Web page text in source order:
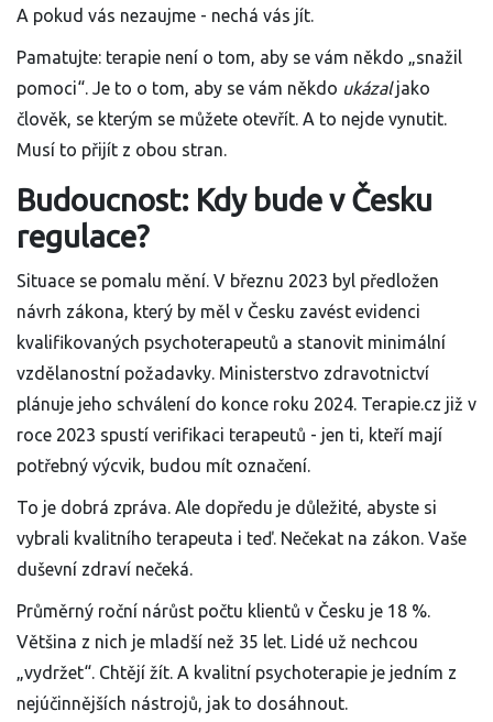
A pokud vás nezaujme - nechá vás jít.
Pamatujte: terapie není o tom, aby se vám někdo „snažil
pomoci“. Je to o tom, aby se vám někdo ukázaljako
člověk, se kterým se můžete otevřít. A to nejde vynutit.
Musí to přijít z obou stran.
Budoucnost: Kdy bude v Česku
regulace?
Situace se pomalu mění. V březnu 2023 byl předložen
návrh zákona, který by měl v Česku zavést evidenci
kvalifikovaných psychoterapeutů a stanovit minimální
vzdělanostní požadavky. Ministerstvo zdravotnictví
plánuje jeho schválení do konce roku 2024. Terapie.cz již v
roce 2023 spustí verifikaci terapeutů - jen ti, kteří mají
potřebný výcvik, budou mít označení.
To je dobrá zpráva. Ale dopředu je důležité, abyste si
vybrali kvalitního terapeuta i teď. Nečekat na zákon. Vaše
duševní zdraví nečeká.
Průměrný roční nárůst počtu klientů v Česku je 18 %.
Většina z nich je mladší než 35 let. Lidé už nechcou
„vydržet“. Chtějí žít. A kvalitní psychoterapie je jedním z
nejúčinnějších nástrojů, jak to dosáhnout.